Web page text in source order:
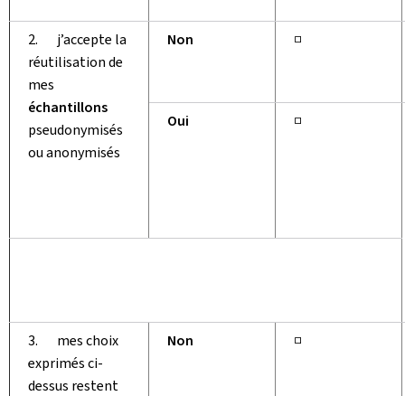
2. j’accepte la
réutilisation de
mes
échantillons
pseudonymisés
ou anonymisés
Non □
Oui □
3. mes choix
exprimés ci-
dessus restent
Non □